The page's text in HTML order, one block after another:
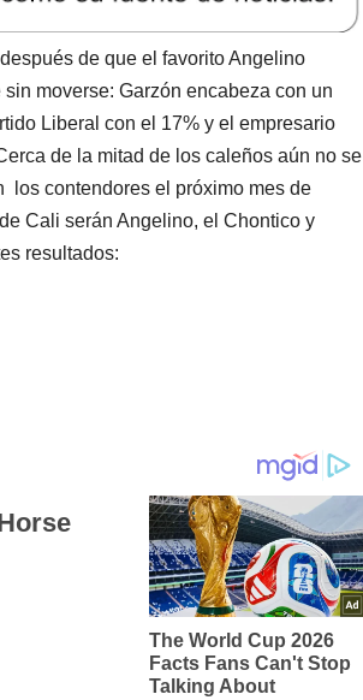
de que el favorito Angelino
moverse: Garzón encabeza con un
Liberal con el 17% y el empresario
de la mitad de los caleños aún no se
los contendores el próximo mes de
Cali serán Angelino, el Chontico y
resultados: